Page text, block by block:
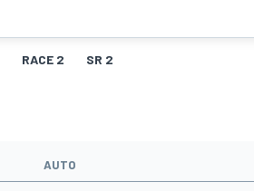
RACE 2 SR 2
AUTO